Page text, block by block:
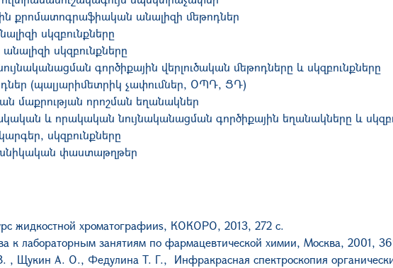
քրոմատոգրաֆիական անալիզի մեթոդներ
սկզբունքները
սկզբունքները
գործիքային վերլուծական մեթոդները և սկզբունքները
(պալյարիմետրիկ չափումներ, ՕՊԴ, ՑԴ)
մաքրության որոշման եղանակներ
և որակական նույնականացման գործիքային եղանակները և
սկզբունքները
փաստաթղթեր
жидкостной хроматографииs, КОКОРО, 2013, 272 с.
к лабораторным занятиям по фармацевтической xимии, Москва, 2001,
, Щукин А. О., Федулина Т. Г., Инфракрасная спектроскопия